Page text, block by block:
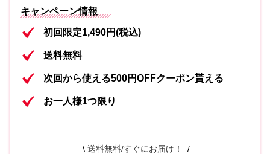
内容② 保湿美容液（20ml）
内容⑤ 泡立てネット
キャンペーン情報
初回限定1,490円(税込)
送料無料
次回から使える500円OFFクーポン貰える
お一人様1つ限り
送料無料/すぐにお届け！